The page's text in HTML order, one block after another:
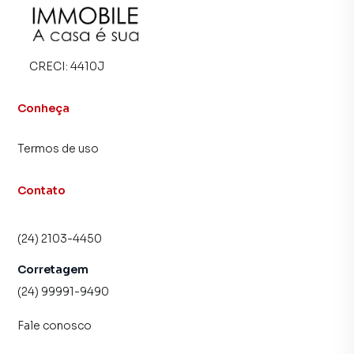
preparada para atender proprietários e inquilinos.
CRECI: 4410J
Conheça
Termos de uso
Contato
(24) 2103-4450
Corretagem
(24) 99991-9490
Fale conosco